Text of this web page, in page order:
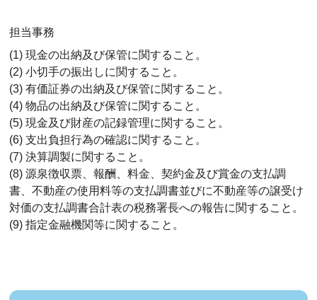
担当事務
(1) 現金の出納及び保管に関すること。
(2) 小切手の振出しに関すること。
(3) 有価証券の出納及び保管に関すること。
(4) 物品の出納及び保管に関すること。
(5) 現金及び財産の記録管理に関すること。
(6) 支出負担行為の確認に関すること。
(7) 決算調製に関すること。
(8) 源泉徴収票、報酬、料金、契約金及び賞金の支払調
書、不動産の使用料等の支払調書並びに不動産等の譲受け
対価の支払調書合計表の税務署長への報告に関すること。
(9) 指定金融機関等に関すること。